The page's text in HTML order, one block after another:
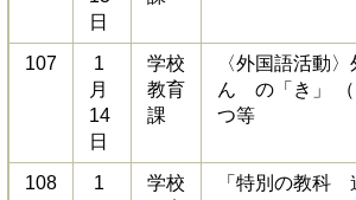
日
107
1
月
14
日
学校
教育
課
〈外国語活動
ん の「き」 （
つ等
108
1
学校
「特別の教科